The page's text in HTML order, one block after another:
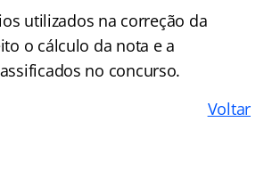
utilizados na correção da
o cálculo da nota e a
no concurso.
Voltar